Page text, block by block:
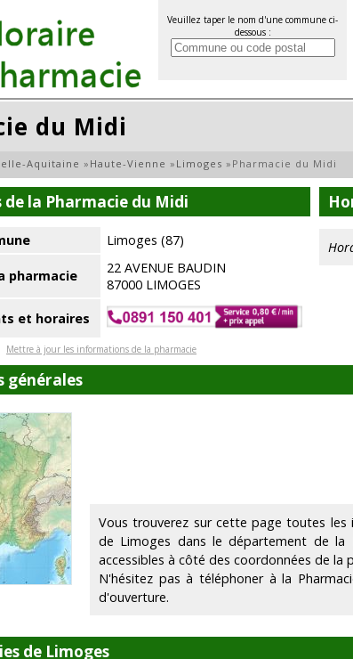
Veuillez taper le nom d'une commune ci-
dessous :
du Midi
Aquitaine » Haute-Vienne » Limoges » Pharmacie du Midi
de la Pharmacie du Midi
Limoges (87)
pharmacie
22 AVENUE BAUDIN
87000 LIMOGES
et horaires
Mettre à jour les informations de la pharmacie
générales
Vous trouverez sur cette page toutes les
de Limoges dans le département de la
accessibles à côté des coordonnées de la
N'hésitez pas à téléphoner à la
d'ouverture.
de Limoges